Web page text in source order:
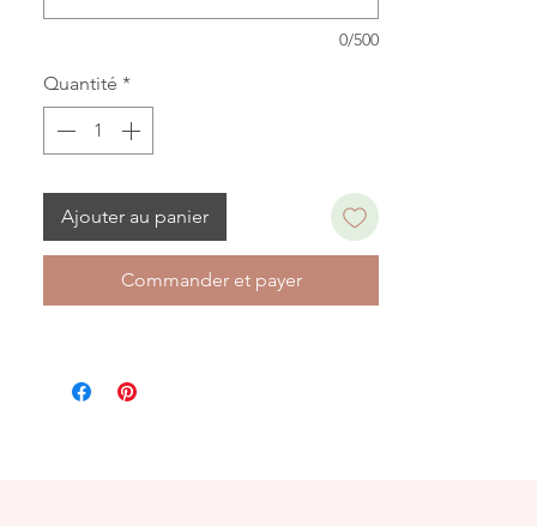
0/500
Quantité *
Ajouter au panier
Commander et payer